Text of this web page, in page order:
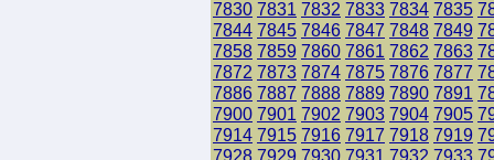
7830 7831 7832 7833 7834 7835
7844 7845 7846 7847 7848 7849
7858 7859 7860 7861 7862 7863
7872 7873 7874 7875 7876 7877
7886 7887 7888 7889 7890 7891
7900 7901 7902 7903 7904 7905
7914 7915 7916 7917 7918 7919
7928 7929 7930 7931 7932 7933